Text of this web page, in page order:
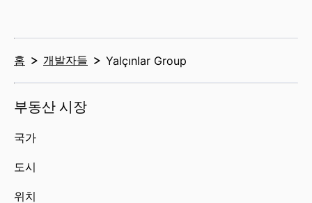
홈 개발자들 Yalçınlar Group
부동산 시장
국가
도시
위치